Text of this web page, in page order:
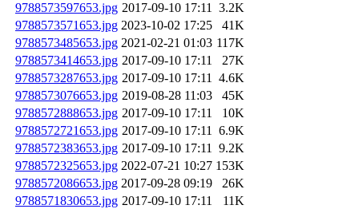
9788573597653.jpg 2017-09-10 17:11 3.2K
9788573571653.jpg 2023-10-02 17:25
41K
9788573485653.jpg 2021-02-21 01:03 117K
9788573414653.jpg 2017-09-10 17:11
27K
9788573287653.jpg 2017-09-10 17:11 4.6K
9788573076653.jpg 2019-08-28 11:03
45K
9788572888653.jpg 2017-09-10 17:11
10K
9788572721653.jpg 2017-09-10 17:11 6.9K
9788572383653.jpg 2017-09-10 17:11 9.2K
9788572325653.jpg 2022-07-21 10:27 153K
9788572086653.jpg 2017-09-28 09:19
26K
9788571830653.jpg 2017-09-10 17:11
11K